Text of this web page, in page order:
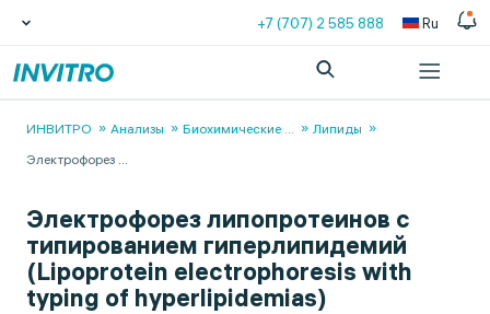
+7 (707) 2 585 888 Ru
ИНВИТРО Анализы Биохимические ...
Липиды
Электрофорез ...
Электрофорез липопротеинов с
типированием гиперлипидемий
(Lipoprotein electrophoresis with
typing of hyperlipidemias)